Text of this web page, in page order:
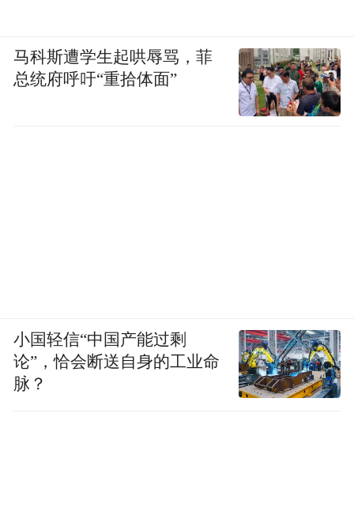
马科斯遭学生起哄辱骂，菲
总统府呼吁“重拾体面”
小国轻信“中国产能过剩
论”，恰会断送自身的工业命
脉？